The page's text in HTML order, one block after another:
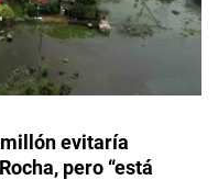
millón evitaría
pero “está